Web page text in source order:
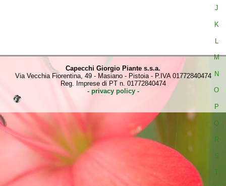
J
K
L
M
N
O
P
Q
R
S
T
Capecchi Giorgio Piante s.s.a.
Via Vecchia Fiorentina, 49 - Masiano - Pistoia - P.IVA 01772840474
Reg. Imprese di PT n. 01772840474
- privacy policy -